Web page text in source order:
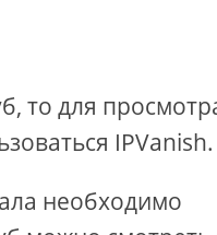
то для
IPVanish.
необходимо